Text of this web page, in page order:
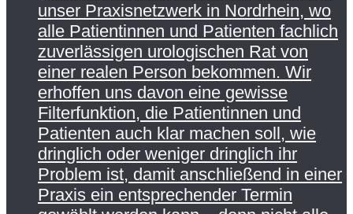
unser Praxisnetzwerk in Nordrhein, wo
alle Patientinnen und Patienten fachlich
zuverlässigen urologischen Rat von
einer realen Person bekommen. Wir
erhoffen uns davon eine gewisse
Filterfunktion, die Patientinnen und
Patienten auch klar machen soll, wie
dringlich oder weniger dringlich ihr
Problem ist, damit anschließend in einer
Praxis ein entsprechender Termin